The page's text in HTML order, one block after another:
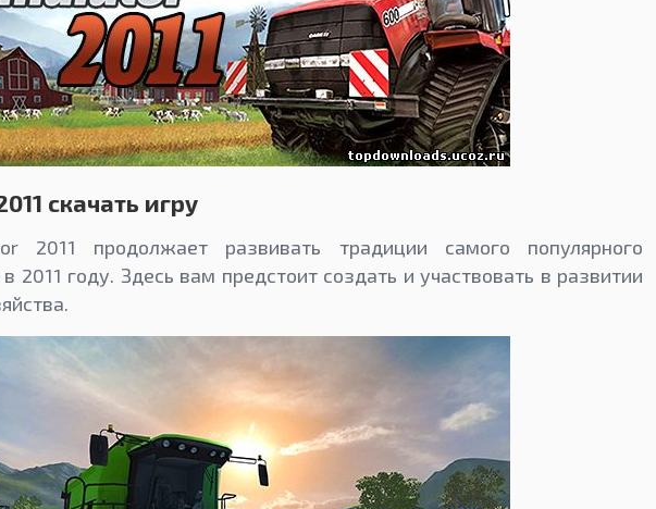
скачать игру
2011 продолжает развивать традиции самого популярного
году. Здесь вам предстоит создать и участвовать в развитии